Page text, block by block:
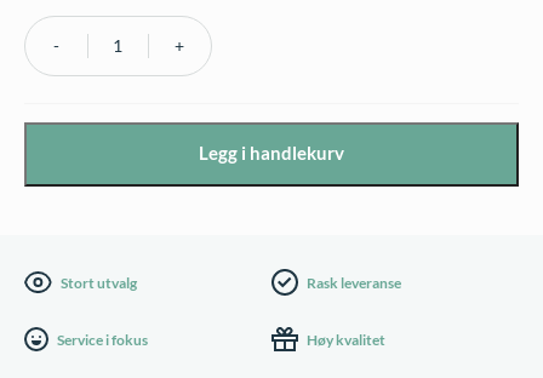
Easy-
antall
Legg i handlekurv
Stort utvalg Rask leveranse
Service i fokus Høy kvalitet